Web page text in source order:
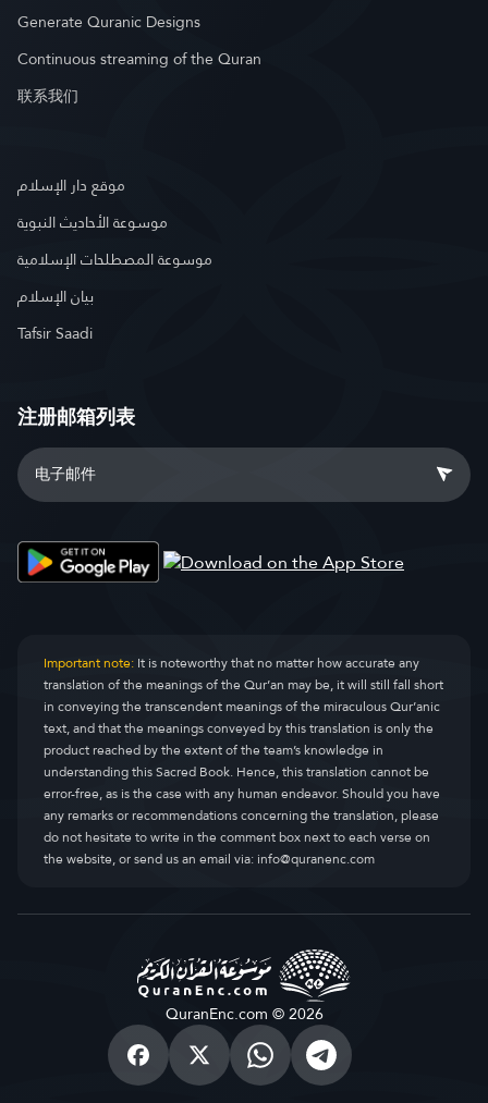
Generate Quranic Designs
Continuous streaming of the Quran
联系我们
موقع دار الإسلام
موسوعة الأحاديث النبوية
موسوعة المصطلحات الإسلامية
بيان الإسلام
Tafsir Saadi
注册邮箱列表
Important note:It is noteworthy that no matter how accurate any
translation of the meanings of the Qur’an may be, it will still fall short
in conveying the transcendent meanings of the miraculous Qur’anic
text, and that the meanings conveyed by this translation is only the
product reached by the extent of the team’s knowledge in
understanding this Sacred Book. Hence, this translation cannot be
error-free, as is the case with any human endeavor. Should you have
any remarks or recommendations concerning the translation, please
do not hesitate to write in the comment box next to each verse on
the website, or send us an email via:info@quranenc.com
QuranEnc.com © 2026